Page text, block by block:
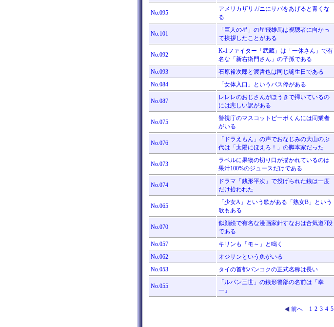
No.095
アメリカザリガニにサバをあげると青くな
る
No.101
「巨人の星」の星飛雄馬は視聴者に向かっ
て挨拶したことがある
No.092
K-1ファイター「武蔵」は「一休さん」で有
名な「新右衛門さん」の子孫である
No.093 石原裕次郎と渡哲也は同じ誕生日である
No.084
「女体入口」というバス停がある
No.087
レレレのおじさんがほうきで掃いているの
には悲しい訳がある
No.075
警視庁のマスコットピーポくんには同業者
がいる
No.076
「ドラえもん」の声でおなじみの大山のぶ
代は「太陽にほえろ！」の脚本家だった
No.073
ラベルに果物の切り口が描かれているのは
果汁100%のジュースだけである
No.074
ドラマ「銭形平次」で投げられた銭は一度
だけ拾われた
No.065
「少女A」という歌がある「熟女B」という
歌もある
No.070
似顔絵で有名な漫画家針すなおは合気道7段
である
No.057 キリンも「モ～」と鳴く
No.062
オジサンという魚がいる
No.053
タイの首都バンコクの正式名称は長い
No.055
「ルパン三世」の銭形警部の名前は「幸
一」
前へ 1 2 3 4 5